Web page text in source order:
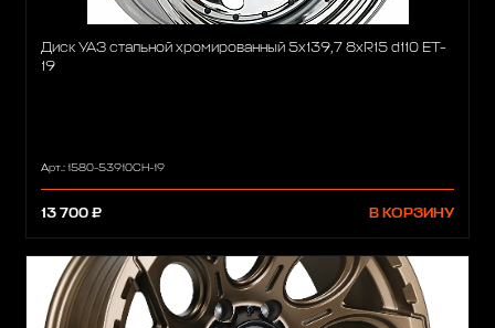
Диск УАЗ стальной хромированный 5x139,7 8xR15 d110 ET-
19
Арт.: 1580-53910CH-19
13 700 ₽ В КОРЗИНУ